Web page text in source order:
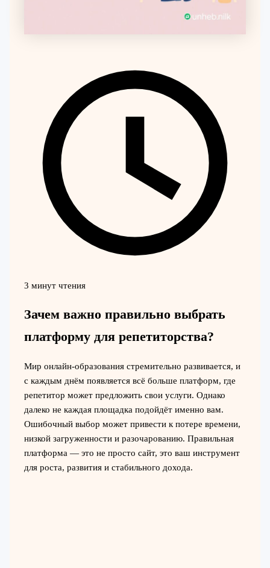
3 минут чтения
Зачем важно правильно выбрать
платформу для репетиторства?
Мир онлайн-образования стремительно развивается, и
с каждым днём появляется всё больше платформ, где
репетитор может предложить свои услуги. Однако
далеко не каждая площадка подойдёт именно вам.
Ошибочный выбор может привести к потере времени,
низкой загруженности и разочарованию. Правильная
платформа — это не просто сайт, это ваш инструмент
для роста, развития и стабильного дохода.